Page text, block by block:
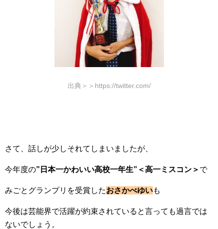
出典＞＞https://twitter.com/
さて、話しが少しそれてしまいましたが、
今年度の”日本一かわいい高校一年生”＜高一ミスコン＞ で
みごとグランプリを受賞したおさかべゆいも
今後は芸能界で活躍が約束されていると言っても過言では
ないでしょう。